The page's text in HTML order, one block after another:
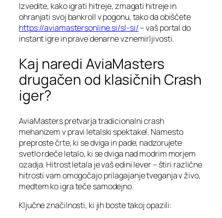
Izvedite, kako igrati hitreje, zmagati hitreje in
ohranjati svoj bankroll v pogonu, tako da obiščete
https://aviamastersonline.si/sl-si/– vaš portal do
instant igre in prave denarne vznemirljivosti.
Kaj naredi AviaMasters
drugačen od klasičnih Crash
iger?
AviaMasters pretvarja tradicionalni crash
mehanizem v pravi letalski spektakel. Namesto
preproste črte, ki se dviga in pade, nadzorujete
svetlo rdeče letalo, ki se dviga nad modrim morjem
ozadja. Hitrost letala je vaš edini lever – štiri različne
hitrosti vam omogočajo prilagajanje tveganja v živo,
medtem ko igra teče samodejno.
Ključne značilnosti, ki jih boste takoj opazili: